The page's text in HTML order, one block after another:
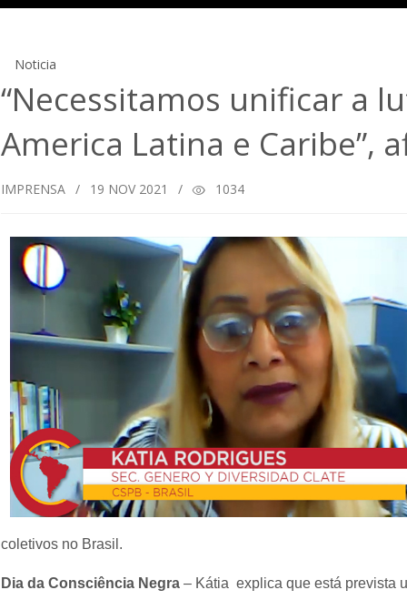
Noticia
“Necessitamos unificar a
America Latina e Caribe”,
IMPRENSA / 19 NOV 2021 / 1034
coletivos no Brasil.
Dia da Consciência Negra – Kátia explica que está prevista